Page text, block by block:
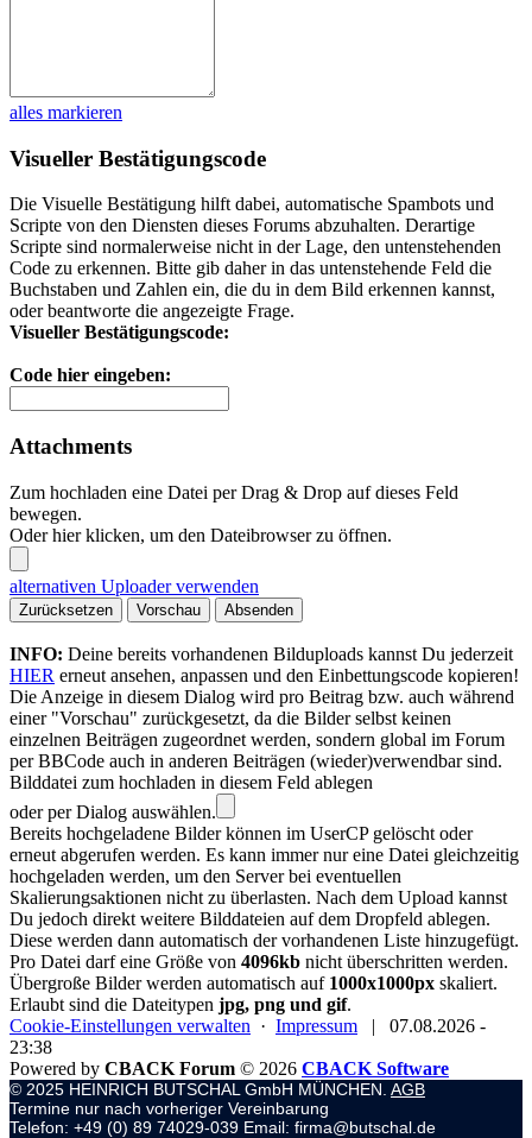
alles markieren
Visueller Bestätigungscode
Die Visuelle Bestätigung hilft dabei, automatische Spambots und
Scripte von den Diensten dieses Forums abzuhalten. Derartige
Scripte sind normalerweise nicht in der Lage, den untenstehenden
Code zu erkennen. Bitte gib daher in das untenstehende Feld die
Buchstaben und Zahlen ein, die du in dem Bild erkennen kannst,
oder beantworte die angezeigte Frage.
Visueller Bestätigungscode:
Code hier eingeben:
Attachments
Zum hochladen eine Datei per Drag & Drop auf dieses Feld
bewegen.
Oder hier klicken, um den Dateibrowser zu öffnen.
alternativen Uploader verwenden
Zurücksetzen Vorschau Absenden
INFO: Deine bereits vorhandenen Bilduploads kannst Du jederzeit
HIER erneut ansehen, anpassen und den Einbettungscode kopieren!
Die Anzeige in diesem Dialog wird pro Beitrag bzw. auch während
einer "Vorschau" zurückgesetzt, da die Bilder selbst keinen
einzelnen Beiträgen zugeordnet werden, sondern global im Forum
per BBCode auch in anderen Beiträgen (wieder)verwendbar sind.
Bilddatei zum hochladen in diesem Feld ablegen
oder per Dialog auswählen.
Bereits hochgeladene Bilder können im UserCP gelöscht oder
erneut abgerufen werden. Es kann immer nur eine Datei gleichzeitig
hochgeladen werden, um den Server bei eventuellen
Skalierungsaktionen nicht zu überlasten. Nach dem Upload kannst
Du jedoch direkt weitere Bilddateien auf dem Dropfeld ablegen.
Diese werden dann automatisch der vorhandenen Liste hinzugefügt.
Pro Datei darf eine Größe von 4096kb nicht überschritten werden.
Übergroße Bilder werden automatisch auf 1000x1000px skaliert.
Erlaubt sind die Dateitypen jpg, png und gif.
Cookie-Einstellungen verwalten · Impressum |
07.08.2026 -
23:38
Powered by CBACK Forum © 2026 CBACK Software
© 2025 HEINRICH BUTSCHAL GmbH MÜNCHEN. AGB
Termine nur nach vorheriger Vereinbarung
Telefon: +49 (0) 89 74029-039 Email: firma@butschal.de